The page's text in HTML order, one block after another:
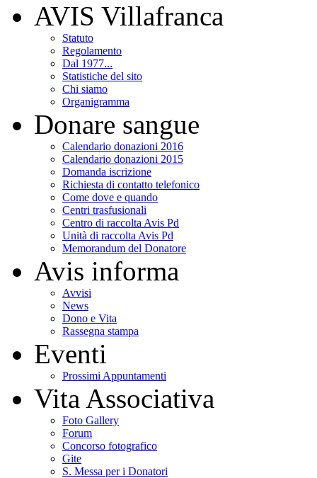
AVIS Villafranca
Statuto
Regolamento
Dal 1977...
Statistiche del sito
Chi siamo
Organigramma
Donare sangue
Calendario donazioni 2016
Calendario donazioni 2015
Domanda iscrizione
Richiesta di contatto telefonico
Come dove e quando
Centri trasfusionali
Centro di raccolta Avis Pd
Unità di raccolta Avis Pd
Memorandum del Donatore
Avis informa
Avvisi
News
Dono e Vita
Rassegna stampa
Eventi
Prossimi Appuntamenti
Vita Associativa
Foto Gallery
Forum
Concorso fotografico
Gite
S. Messa per i Donatori